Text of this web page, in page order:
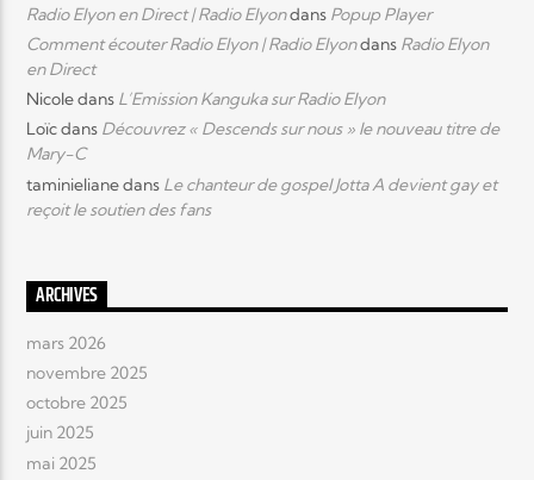
Elyon Hits
Elyon Live
Radio Elyon en Direct | Radio Elyondans Popup Player
Comment écouter Radio Elyon | Radio Elyondans Radio Elyon
en Direct
Nicoledans L’Emission Kanguka sur Radio Elyon
Loïcdans Découvrez « Descends sur nous » le nouveau titre de
Mary-C
taminielianedans Le chanteur de gospel Jotta A devient gay et
reçoit le soutien des fans
ARCHIVES
mars 2026
novembre 2025
octobre 2025
juin 2025
mai 2025